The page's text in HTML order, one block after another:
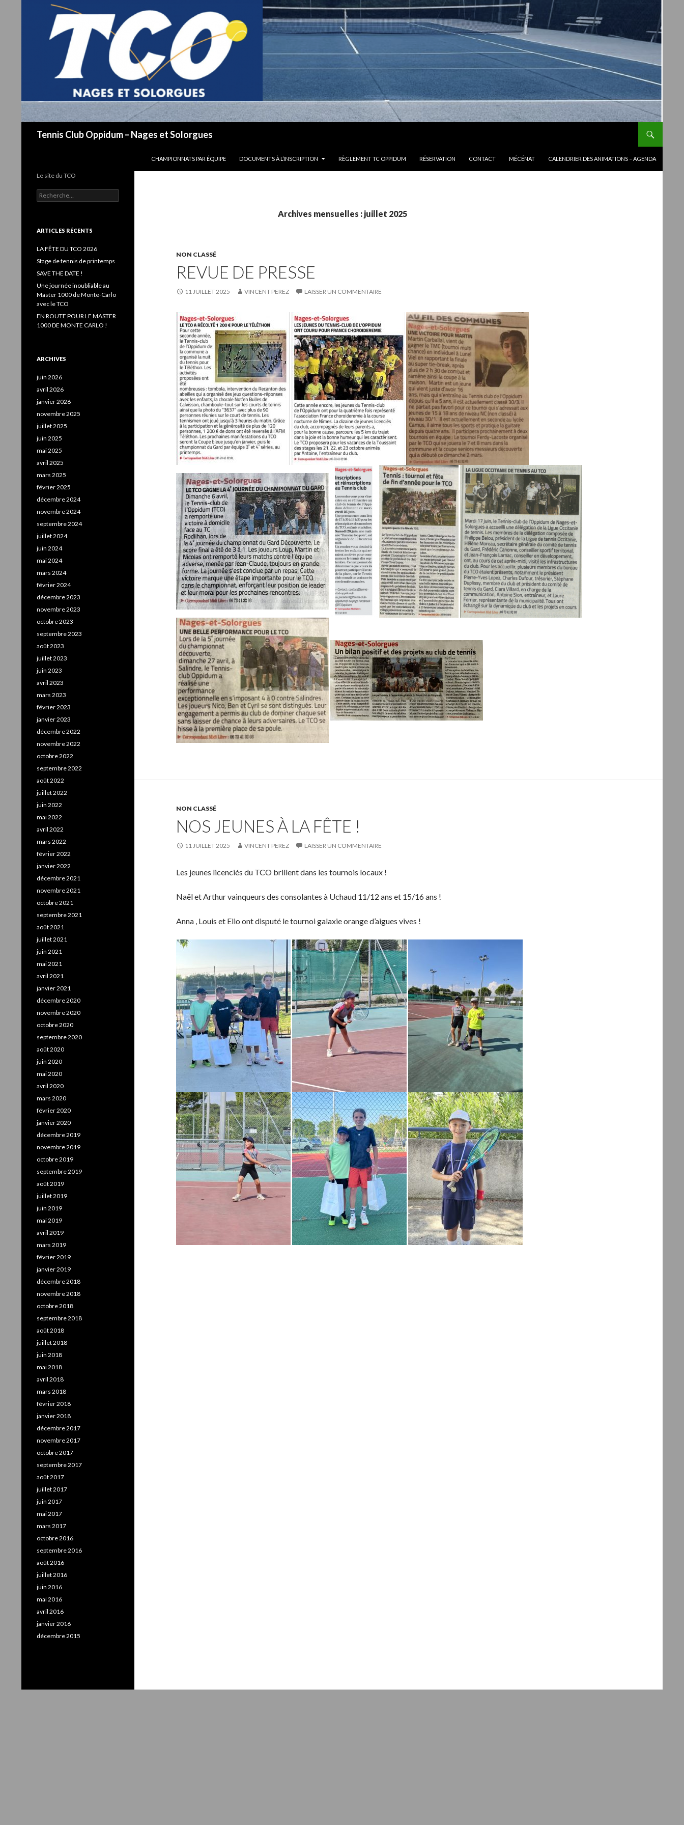
Tennis Club Oppidum – Nages et Solorgues
CHAMPIONNATS PAR ÉQUIPE
DOCUMENTS À L’INSCRIPTION RÈGLEMENT TC OPPIDUM RÉSERVATION CONTACT MÉCÉNAT CALENDRIER DES ANIMATIONS – AGENDA
Archives mensuelles : juillet 2025
NON CLASSÉ
REVUE DE PRESSE
11 JUILLET 2025 VINCENT PEREZ LAISSER UN COMMENTAIRE
NON CLASSÉ
NOS JEUNES À LA FÊTE !
11 JUILLET 2025 VINCENT PEREZ LAISSER UN COMMENTAIRE
Les jeunes licenciés du TCO brillent dans les tournois locaux !
Naël et Arthur vainqueurs des consolantes à Uchaud 11/12 ans et 15/16 ans !
Anna , Louis et Elio ont disputé le tournoi galaxie orange d’aigues vives !
Le site du TCO
R
e
e
c
h
r
:
ARTICLES RÉCENTS
LA FÊTE DU TCO 2026
Stage de tennis de printemps
SAVE THE DATE !
Une journée inoubliable au
Master 1000 de Monte-Carlo
avec le TCO
EN ROUTE POUR LE MASTER
1000 DE MONTE CARLO !
ARCHIVES
juin 2026
avril 2026
janvier 2026
novembre 2025
juillet 2025
juin 2025
mai 2025
avril 2025
mars 2025
février 2025
décembre 2024
novembre 2024
septembre 2024
juillet 2024
juin 2024
mai 2024
mars 2024
février 2024
décembre 2023
novembre 2023
octobre 2023
septembre 2023
août 2023
juillet 2023
juin 2023
avril 2023
mars 2023
février 2023
janvier 2023
décembre 2022
novembre 2022
octobre 2022
septembre 2022
août 2022
juillet 2022
juin 2022
mai 2022
avril 2022
mars 2022
février 2022
janvier 2022
décembre 2021
novembre 2021
octobre 2021
septembre 2021
août 2021
juillet 2021
juin 2021
mai 2021
avril 2021
janvier 2021
décembre 2020
novembre 2020
octobre 2020
septembre 2020
août 2020
juin 2020
mai 2020
avril 2020
mars 2020
février 2020
janvier 2020
décembre 2019
novembre 2019
octobre 2019
septembre 2019
août 2019
juillet 2019
juin 2019
mai 2019
avril 2019
mars 2019
février 2019
janvier 2019
décembre 2018
novembre 2018
octobre 2018
septembre 2018
août 2018
juillet 2018
juin 2018
mai 2018
avril 2018
mars 2018
février 2018
janvier 2018
décembre 2017
novembre 2017
octobre 2017
septembre 2017
août 2017
juillet 2017
juin 2017
mai 2017
mars 2017
octobre 2016
septembre 2016
août 2016
juillet 2016
juin 2016
mai 2016
avril 2016
janvier 2016
décembre 2015